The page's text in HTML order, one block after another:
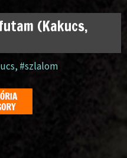
(Kakucs,
, #szlalom